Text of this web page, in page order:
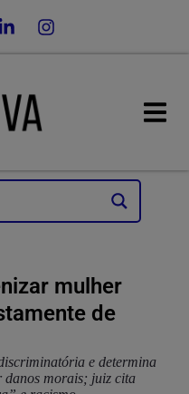
mulher
de
e determina
danos morais; juiz cita